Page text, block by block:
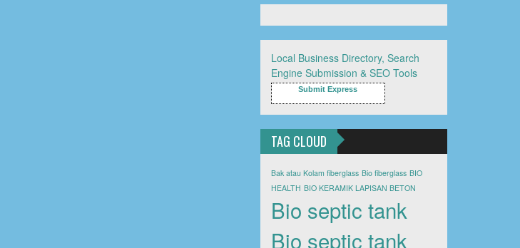
Local Business Directory, Search
Engine Submission & SEO Tools
Submit Express
TAG CLOUD
Bak atau Kolam fiberglass Bio fiberglass BIO
HEALTH BIO KERAMIK LAPISAN BETON
Bio septic tank
Bio septic tank